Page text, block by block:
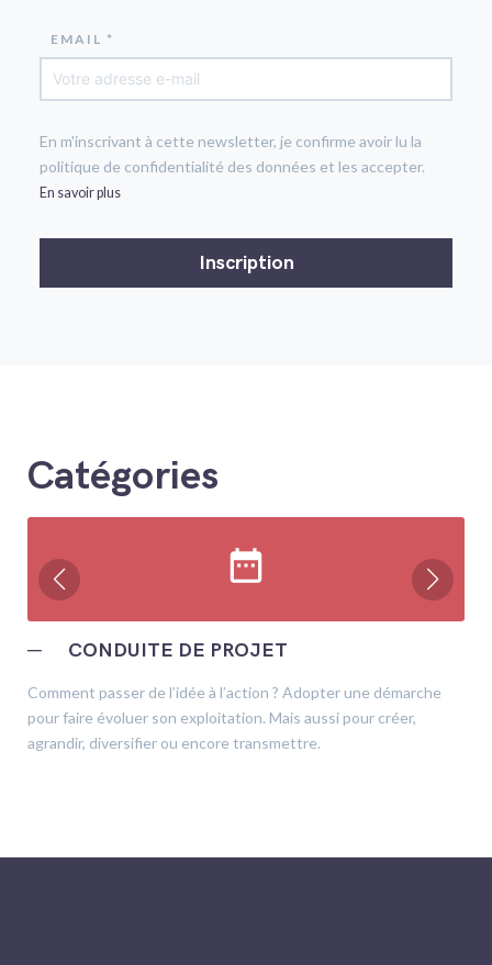
EMAIL *
En m'inscrivant à cette newsletter, je confirme avoir lu la
politique de confidentialité des données et les accepter.
En savoir plus
Catégories
date_range
─ CONDUITE DE PROJET
Comment passer de l’idée à l’action ? Adopter une démarche
pour faire évoluer son exploitation. Mais aussi pour créer,
agrandir, diversifier ou encore transmettre.